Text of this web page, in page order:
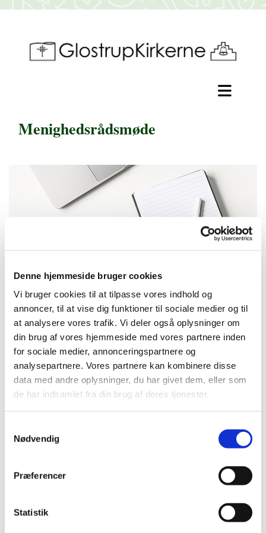
Denne hjemmeside bruger cookies
Vi bruger cookies til at tilpasse vores indhold og
annoncer, til at vise dig funktioner til sociale medier og til
at analysere vores trafik. Vi deler også oplysninger om
din brug af vores hjemmeside med vores partnere inden
for sociale medier, annonceringspartnere og
analysepartnere. Vores partnere kan kombinere disse
data med andre oplysninger, du har givet dem, eller som
de har indsamlet fra din brug af deres tjenester.
Nødvendig
Præferencer
Statistik
Menighedsrådsmøde
Onsdag 10. november 2027, kl. 17:30 -
21:00
Glostrup Sognegård, Østervej 8, 2600